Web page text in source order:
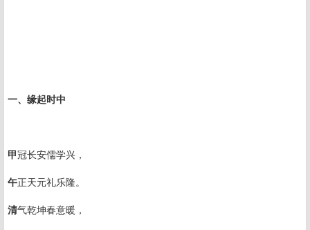
一、缘起时中
甲冠长安儒学兴，
午正天元礼乐隆。
清气乾坤春意暖，